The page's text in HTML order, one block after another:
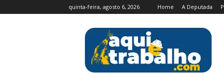
quinta-feira, agosto 6, 2026 Home A Deputada